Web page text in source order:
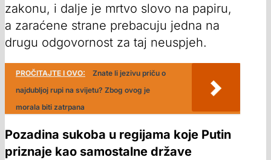
zakonu, i dalje je mrtvo slovo na papiru,
a zaraćene strane prebacuju jedna na
drugu odgovornost za taj neuspjeh.
PROČITAJTE I OVO:
Znate li jezivu priču o
najdubljoj rupi na svijetu? Zbog ovog je
morala biti zatrpana
Pozadina sukoba u regijama koje Putin
priznaje kao samostalne države